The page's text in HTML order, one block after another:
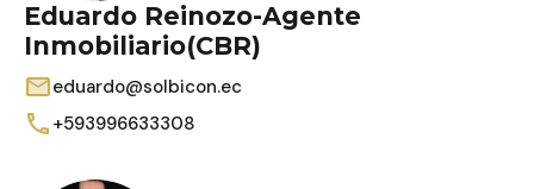
Eduardo Reinozo-Agente
Inmobiliario(CBR)
eduardo@solbicon.ec
+593996633308